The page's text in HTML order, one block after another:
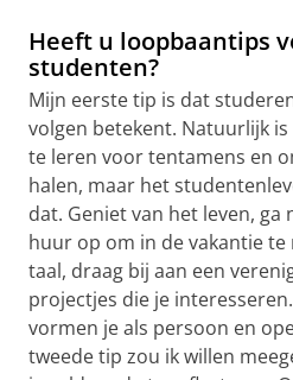
Heeft u loopbaantips
studenten?
Mijn eerste tip is dat
volgen betekent. Natuurlijk
te leren voor tentamens en
halen, maar het
dat. Geniet van het leven, ga
huur op om in de vakantie te
taal, draag bij aan een
projectjes die je
vormen je als persoon en
tweede tip zou ik willen